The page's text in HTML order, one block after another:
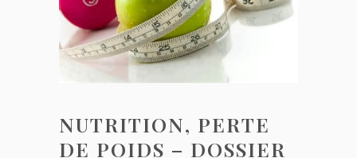
NUTRITION, PERTE
DE POIDS – DOSSIER